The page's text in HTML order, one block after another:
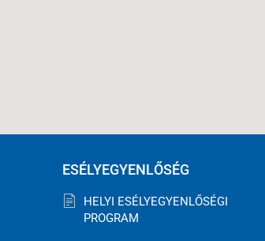
ESÉLYEGYENLŐSÉG
HELYI ESÉLYEGYENLŐSÉGI
PROGRAM